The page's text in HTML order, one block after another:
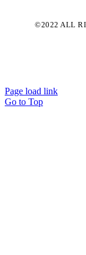
©2022 ALL
Page load link
Go to Top